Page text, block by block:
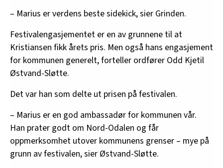
– Marius er verdens beste sidekick, sier Grinden.
Festivalengasjementet er en av grunnene til at
Kristiansen fikk årets pris. Men også hans engasjement
for kommunen generelt, forteller ordfører Odd Kjetil
Østvand-Sløtte.
Det var han som delte ut prisen på festivalen.
– Marius er en god ambassadør for kommunen vår.
Han prater godt om Nord-Odalen og får
oppmerksomhet utover kommunens grenser – mye på
grunn av festivalen, sier Østvand-Sløtte.